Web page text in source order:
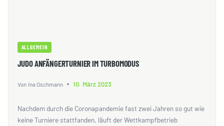
ALLGEMEIN
JUDO ANFÄNGERTURNIER IM TURBOMODUS
Von Ina Oschmann 10. März 2023
Nachdem durch die Coronapandemie fast zwei Jahren so gut wie
keine Turniere stattfanden, läuft der Wettkampfbetrieb